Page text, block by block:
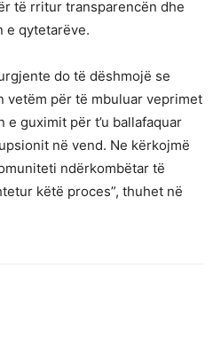
të rritur transparencën dhe
e qytetarëve.
do të dëshmojë se
për të mbuluar veprimet
guximit për t’u ballafaquar
në vend. Ne kërkojmë
ndërkombëtar të
këtë proces”, thuhet në